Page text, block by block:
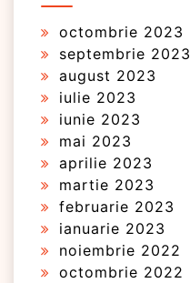
octombrie 2023
septembrie 2023
august 2023
iulie 2023
iunie 2023
mai 2023
aprilie 2023
martie 2023
februarie 2023
ianuarie 2023
noiembrie 2022
octombrie 2022